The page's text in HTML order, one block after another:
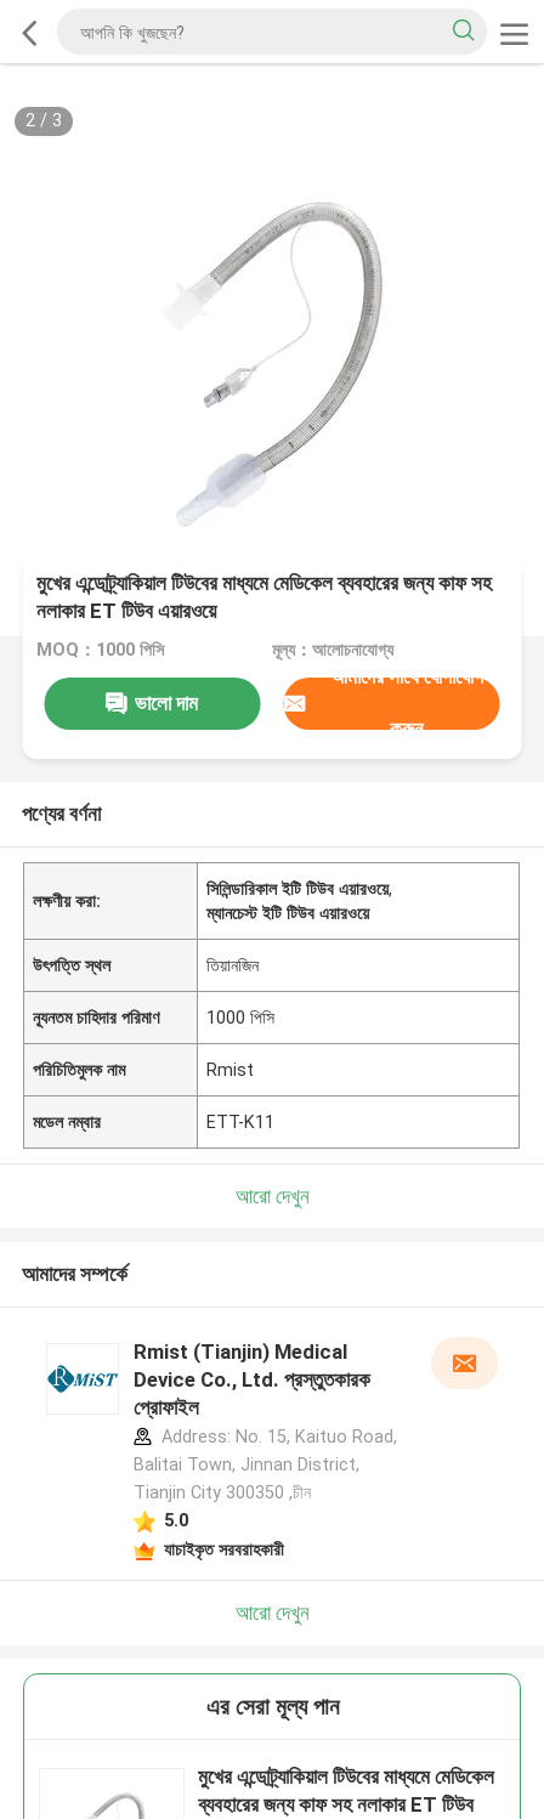
2/ 3
মুখের এন্ডোট্র্যাকিয়াল টিউবের মাধ্যমে মেডিকেল ব্যবহারের জন্য কাফ সহ
নলাকার ET টিউব এয়ারওয়ে
MOQ：1000 পিসি মূল্য：আলোচনাযোগ্য
ভালো দাম
আমাদের সাথে যোগাযোগ
করুন
পণ্যের বর্ণনা
লক্ষণীয় করা:
সিলিন্ডারিকাল ইটি টিউব এয়ারওয়ে,
ম্যানচেস্ট ইটি টিউব এয়ারওয়ে
উৎপত্তি স্থল তিয়ানজিন
ন্যূনতম চাহিদার পরিমাণ 1000 পিসি
পরিচিতিমুলক নাম Rmist
মডেল নম্বার ETT-K11
আরো দেখুন
আমাদের সম্পর্কে
Rmist (Tianjin) Medical
Device Co., Ltd. প্রস্তুতকারক
প্রোফাইল
Address: No. 15, Kaituo Road,
Balitai Town, Jinnan District,
Tianjin City 300350 ,চীন
5.0
যাচাইকৃত সরবরাহকারী
আরো দেখুন
এর সেরা মূল্য পান
মুখের এন্ডোট্র্যাকিয়াল টিউবের মাধ্যমে মেডিকেল
ব্যবহারের জন্য কাফ সহ নলাকার ET টিউব